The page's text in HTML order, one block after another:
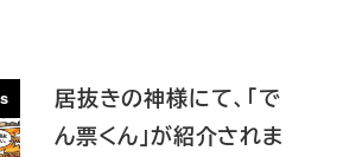
居抜きの神様にて、「で
ん票くん」が紹介されま